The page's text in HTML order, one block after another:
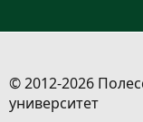
© 2012-2026
университет